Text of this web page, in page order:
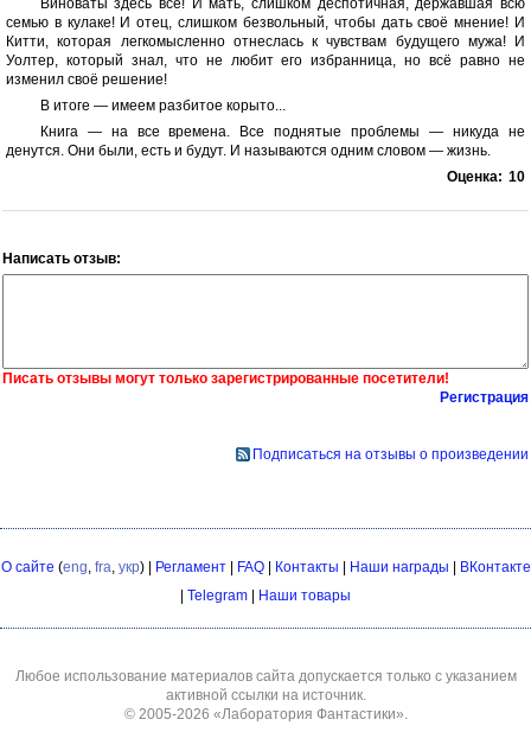
Виноваты здесь все! И мать, слишком деспотичная, державшая всю
семью в кулаке! И отец, слишком безвольный, чтобы дать своё мнение! И
Китти, которая легкомысленно отнеслась к чувствам будущего мужа! И
Уолтер, который знал, что не любит его избранница, но всё равно не
изменил своё решение!
В итоге — имеем разбитое корыто...
Книга — на все времена. Все поднятые проблемы — никуда не
денутся. Они были, есть и будут. И называются одним словом — жизнь.
Оценка: 10
Написать отзыв:
Писать отзывы могут только зарегистрированные посетители!
Регистрация
Подписаться на отзывы о произведении
О сайте (eng, fra, укр) | Регламент| FAQ| Контакты Наши награды
ВКонтакте
Telegram Наши товары
Любое использование материалов сайта допускается только с указанием
активной ссылки на источник.
© 2005-2026 «Лаборатория Фантастики».